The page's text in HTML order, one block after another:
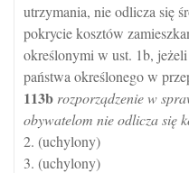
utrzymania, nie odlicza się
pokrycie kosztów
określonymi w ust. 1b,
państwa określonego w
113b rozporządzenie w
obywatelom nie odlicza się
2. (uchylony)
3. (uchylony)